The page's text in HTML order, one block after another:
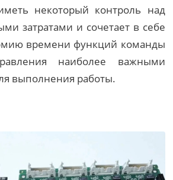
некоторый контроль над
затратами и сочетает в себе
времени функций команды
наиболее важными
выполнения работы.